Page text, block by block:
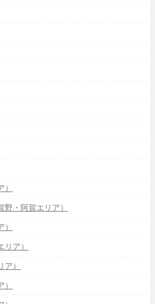
・阿賀エリア）
ア）
）